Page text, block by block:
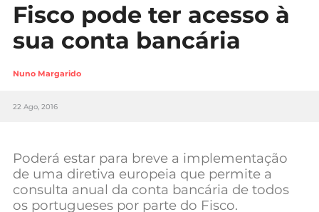
Carreira
Tecnologia
Negócios
Fisco pode ter acesso à
sua conta bancária
Nuno Margarido
22 Ago, 2016
Poderá estar para breve a implementação
de uma diretiva europeia que permite a
consulta anual da conta bancária de todos
os portugueses por parte do Fisco.